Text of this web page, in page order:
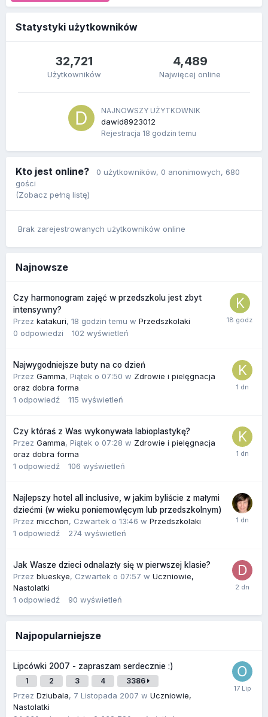
Statystyki użytkowników
32,721
Użytkowników
4,489
Najwięcej online
NAJNOWSZY UŻYTKOWNIK
dawid8923012
Rejestracja 18 godzin temu
Kto jest online? 0 użytkowników, 0 anonimowych, 680
gości
(Zobacz pełną listę)
Brak zarejestrowanych użytkowników online
Najnowsze
Czy harmonogram zajęć w przedszkolu jest zbyt
intensywny?
Przez katakuri, 18 godzin temu w Przedszkolaki
0 odpowiedzi 102 wyświetleń
Najwygodniejsze buty na co dzień
Przez Gamma, Piątek o 07:50 w Zdrowie i pielęgnacja
oraz dobra forma
1 odpowiedź 115 wyświetleń
Czy któraś z Was wykonywała labioplastykę?
Przez Gamma, Piątek o 07:28 w Zdrowie i pielęgnacja
oraz dobra forma
1 odpowiedź 106 wyświetleń
Najlepszy hotel all inclusive, w jakim byliście z małymi
dziećmi (w wieku poniemowlęcym lub przedszkolnym)
Przez micchon, Czwartek o 13:46 w Przedszkolaki
1 odpowiedź 274 wyświetleń
Jak Wasze dzieci odnalazły się w pierwszej klasie?
Przez blueskye, Czwartek o 07:57 w Uczniowie,
Nastolatki
1 odpowiedź 90 wyświetleń
Najpopularniejsze
Lipcówki 2007 - zapraszam serdecznie :)
1 2 3 4 3386
Przez Dziubala, 7 Listopada 2007 w Uczniowie,
Nastolatki